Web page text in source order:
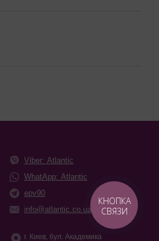
Viber: Atlantic
WhatApp: Atlantic
epv90
info@atlantic.co.ua
г. Киев, бул. Академика
КНОПКА
СВЯЗИ